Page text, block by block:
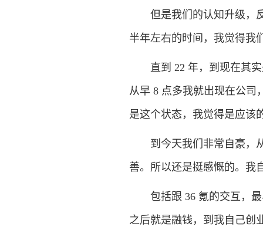
但是我们的认知升级，反
半年左右的时间，我觉得我
直到 22 年，到现在其实
从早 8 点多我就出现在公司
是这个状态，我觉得是应该
到今天我们非常自豪，从
善。所以还是挺感慨的。我
包括跟 36 氪的交互，最
之后就是融钱，到我自己创